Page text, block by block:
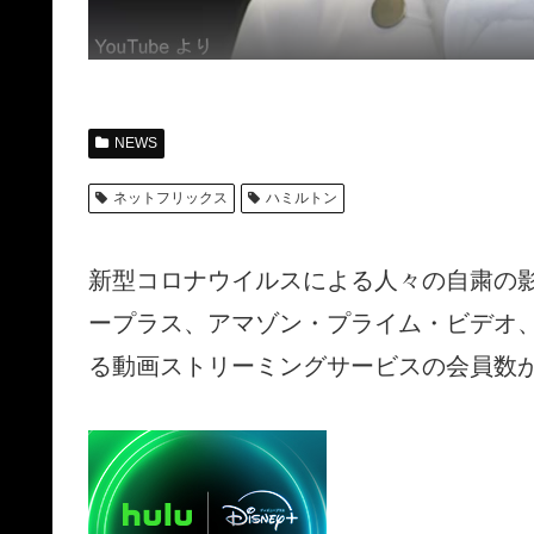
NEWS
ネットフリックス ハミルトン
新型コロナウイルスによる人々の自粛の
ープラス、アマゾン・プライム・ビデオ
る動画ストリーミングサービスの会員数